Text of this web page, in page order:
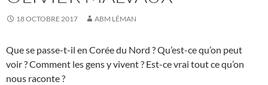
18 OCTOBRE 2017 ABM LÉMAN
Que se passe-t-il en Corée du Nord ? Qu’est-ce qu’on peut
voir ? Comment les gens y vivent ? Est-ce vrai tout ce qu’on
nous raconte ?